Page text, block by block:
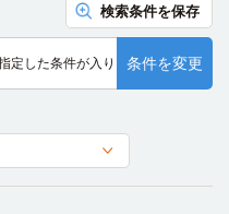
検索条件を保存
定した条件が入ります/指定した条…
条件を変更